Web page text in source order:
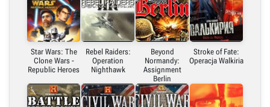
Star Wars: The
Clone Wars -
Republic Heroes
Rebel Raiders:
Operation
Nighthawk
Beyond
Normandy:
Assignment
Berlin
Stroke of Fate:
Operacja Walkiria